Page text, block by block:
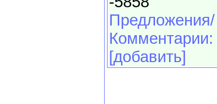
Предложения/
Комментарии:
[добавить]